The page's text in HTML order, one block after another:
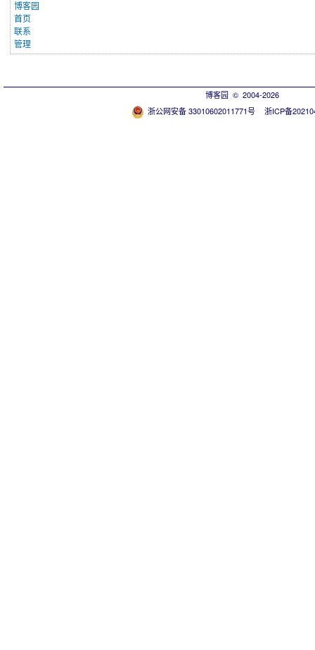
博客园
首页
联系
管理
博客园 © 2004-2026
浙公网安备 33010602011771号
浙ICP备